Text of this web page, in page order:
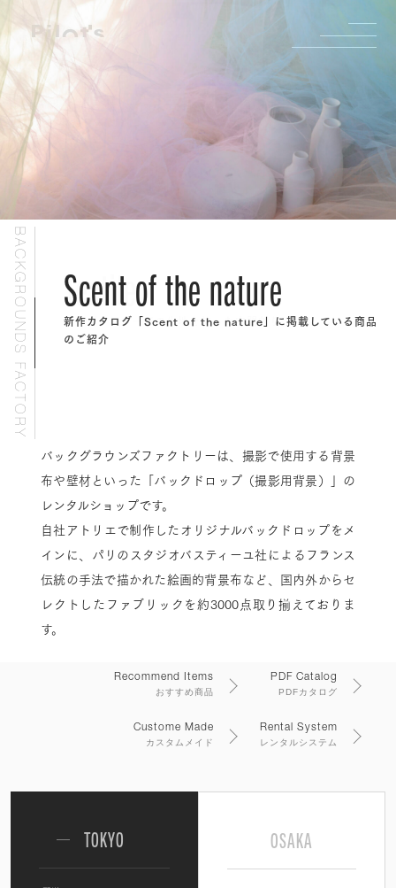
新作カタログ「Scent of the nature」に掲載している商品
のご紹介
Textile
柄やヴィンテージの生地を使った空間創り。
シフォン特集
白背景特集
漆喰やコンクリートの似ているパネルの違いや特徴
新作のカタログ「COULEURS DE LA NATURE」に掲載し
バックドロップで創る様々な空間
外ロケでの撮影で使用可能な背景
BACKGROUNDS FACTORY
バックグラウンズファクトリーは、撮影で使用する背景
布や壁材といった「バックドロップ（撮影用背景）」の
レンタルショップです。
自社アトリエで制作したオリジナルバックドロップをメ
インに、パリのスタジオバスティーユ社によるフランス
伝統の手法で描かれた絵画的背景布など、国内外からセ
レクトしたファブリックを約3000点取り揃えておりま
す。
Recommend Items
おすすめ商品
PDF Catalog
PDFカタログ
Custome Made
カスタムメイド
Rental System
レンタルシステム
TOKYO OSAKA